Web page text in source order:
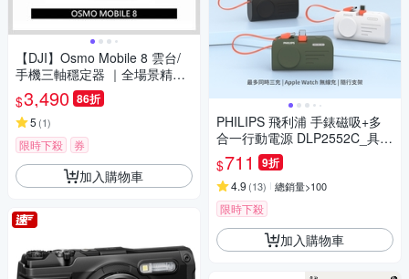
【DJI】Osmo Mobile 8 雲台/
手機三軸穩定器 ｜全場景精準
跟拍｜內建延長桿腳架
$3,490 86折
5 (1)
限時下殺 券
加入購物車
PHILIPS 飛利浦 手錶磁吸+多
合一行動電源 DLP2552C_具W
h標示(時時樂限定)
$711 9折
4.9 (13) 總銷量>100
限時下殺
加入購物車